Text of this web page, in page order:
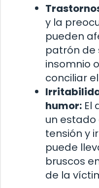
y la
pueden
patrón de
insomnio
conciliar
humor: El
un
tensión y
puede
bruscos
de la